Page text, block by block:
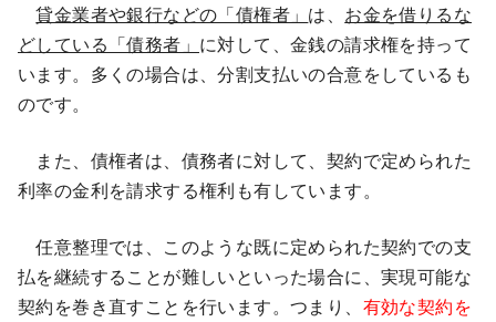
貸金業者や銀行などの「債権者」 は、 お金を借りるな
どしている「債務者」 に対して、金銭の請求権を持って
います。多くの場合は、分割支払いの合意をしているも
のです。
また、債権者は、債務者に対して、契約で定められた
利率の金利を請求する権利も有しています。
任意整理では、このような既に定められた契約での支
払を継続することが難しいといった場合に、実現可能な
契約を巻き直すことを行います。つまり、 有効な契約を